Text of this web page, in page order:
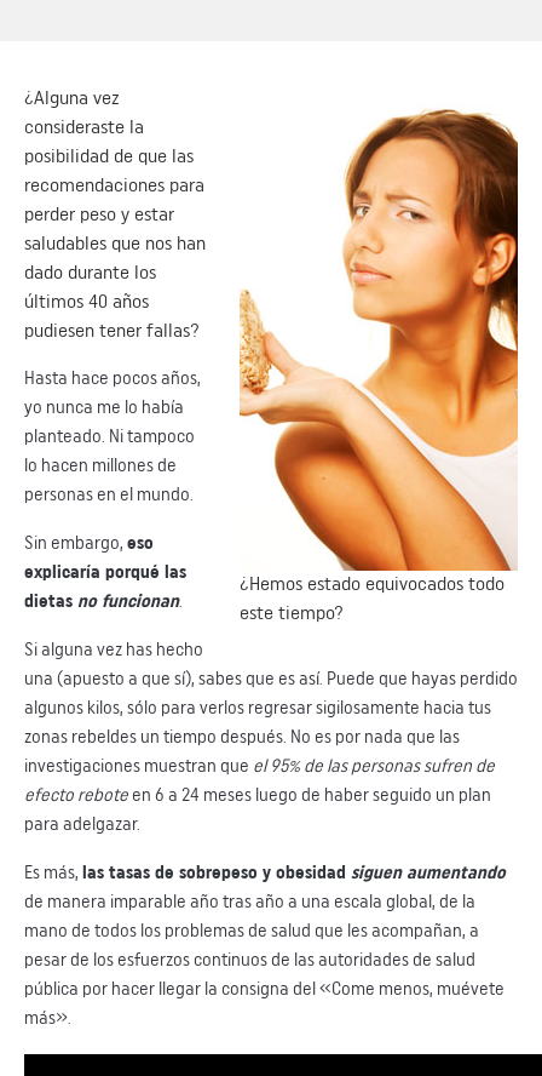
¿Hemos estado equivocados todo
este tiempo?
¿Alguna vez
consideraste la
posibilidad de que las
recomendaciones para
perder peso y estar
saludables que nos han
dado durante los
últimos 40 años
pudiesen tener fallas?
Hasta hace pocos años,
yo nunca me lo había
planteado. Ni tampoco
lo hacen millones de
personas en el mundo.
Sin embargo, eso
explicaría porqué las
dietas no funcionan.
Si alguna vez has hecho
una (apuesto a que sí), sabes que es así. Puede que hayas perdido
algunos kilos, sólo para verlos regresar sigilosamente hacia tus
zonas rebeldes un tiempo después. No es por nada que las
investigaciones muestran que el 95% de las personas sufren de
efecto rebote en 6 a 24 meses luego de haber seguido un plan
para adelgazar.
Es más, las tasas de sobrepeso y obesidad siguen aumentando
de manera imparable año tras año a una escala global, de la
mano de todos los problemas de salud que les acompañan, a
pesar de los esfuerzos continuos de las autoridades de salud
pública por hacer llegar la consigna del «Come menos, muévete
más».